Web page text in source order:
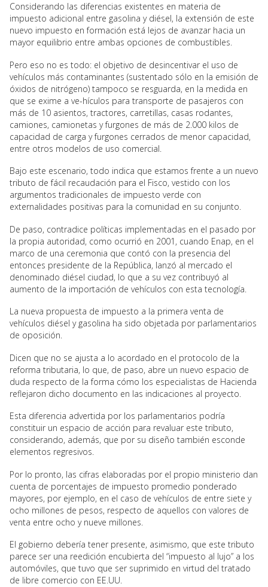
Considerando las diferencias existentes en materia de
impuesto adicional entre gasolina y diésel, la extensión de este
nuevo impuesto en formación está lejos de avanzar hacia un
mayor equilibrio entre ambas opciones de combustibles.
Pero eso no es todo: el objetivo de desincentivar el uso de
vehículos más contaminantes (sustentado sólo en la emisión de
óxidos de nitrógeno) tampoco se resguarda, en la medida en
que se exime a ve-hículos para transporte de pasajeros con
más de 10 asientos, tractores, carretillas, casas rodantes,
camiones, camionetas y furgones de más de 2.000 kilos de
capacidad de carga y furgones cerrados de menor capacidad,
entre otros modelos de uso comercial.
Bajo este escenario, todo indica que estamos frente a un nuevo
tributo de fácil recaudación para el Fisco, vestido con los
argumentos tradicionales de impuesto verde con
externalidades positivas para la comunidad en su conjunto.
De paso, contradice políticas implementadas en el pasado por
la propia autoridad, como ocurrió en 2001, cuando Enap, en el
marco de una ceremonia que contó con la presencia del
entonces presidente de la República, lanzó al mercado el
denominado diésel ciudad, lo que a su vez contribuyó al
aumento de la importación de vehículos con esta tecnología.
La nueva propuesta de impuesto a la primera venta de
vehículos diésel y gasolina ha sido objetada por parlamentarios
de oposición.
Dicen que no se ajusta a lo acordado en el protocolo de la
reforma tributaria, lo que, de paso, abre un nuevo espacio de
duda respecto de la forma cómo los especialistas de Hacienda
reflejaron dicho documento en las indicaciones al proyecto.
Esta diferencia advertida por los parlamentarios podría
constituir un espacio de acción para revaluar este tributo,
considerando, además, que por su diseño también esconde
elementos regresivos.
Por lo pronto, las cifras elaboradas por el propio ministerio dan
cuenta de porcentajes de impuesto promedio ponderado
mayores, por ejemplo, en el caso de vehículos de entre siete y
ocho millones de pesos, respecto de aquellos con valores de
venta entre ocho y nueve millones.
El gobierno debería tener presente, asimismo, que este tributo
parece ser una reedición encubierta del “impuesto al lujo” a los
automóviles, que tuvo que ser suprimido en virtud del tratado
de libre comercio con EE.UU.